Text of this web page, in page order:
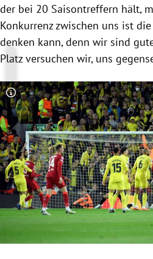
der bei 20 Saisontreffern hält,
Konkurrenz zwischen uns ist
denken kann, denn wir sind
Platz versuchen wir, uns
Copyright-Hinweis öffnen/